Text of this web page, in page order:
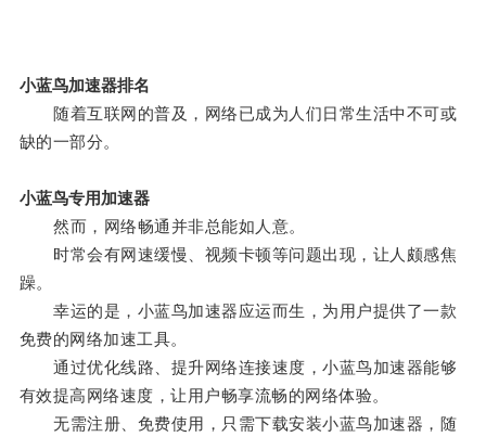
小蓝鸟加速器排名
随着互联网的普及，网络已成为人们日常生活中不可或
缺的一部分。
小蓝鸟专用加速器
然而，网络畅通并非总能如人意。
时常会有网速缓慢、视频卡顿等问题出现，让人颇感焦
躁。
幸运的是，小蓝鸟加速器应运而生，为用户提供了一款
免费的网络加速工具。
通过优化线路、提升网络连接速度，小蓝鸟加速器能够
有效提高网络速度，让用户畅享流畅的网络体验。
无需注册、免费使用，只需下载安装小蓝鸟加速器，随